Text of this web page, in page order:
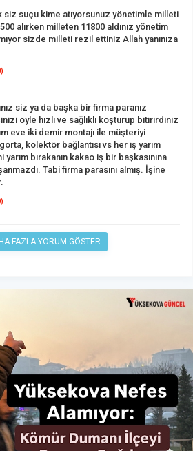
siz suçu kime atıyorsunuz yönetimle milleti
alırken milleten 11800 aldınız yönetim
sizde milleti rezil ettiniz Allah yanınıza
)
siz ya da başka bir firma paranız
öyle hızlı ve sağlıklı koşturup bitirirdiniz
eve iki demir montajı ile müşteriyi
kolektör bağlantısı vs her iş yarım
bırakanın kakao iş bir başkasınına
Tabi firma parasını almış. İşine
)
FAZLA YORUM GÖSTER